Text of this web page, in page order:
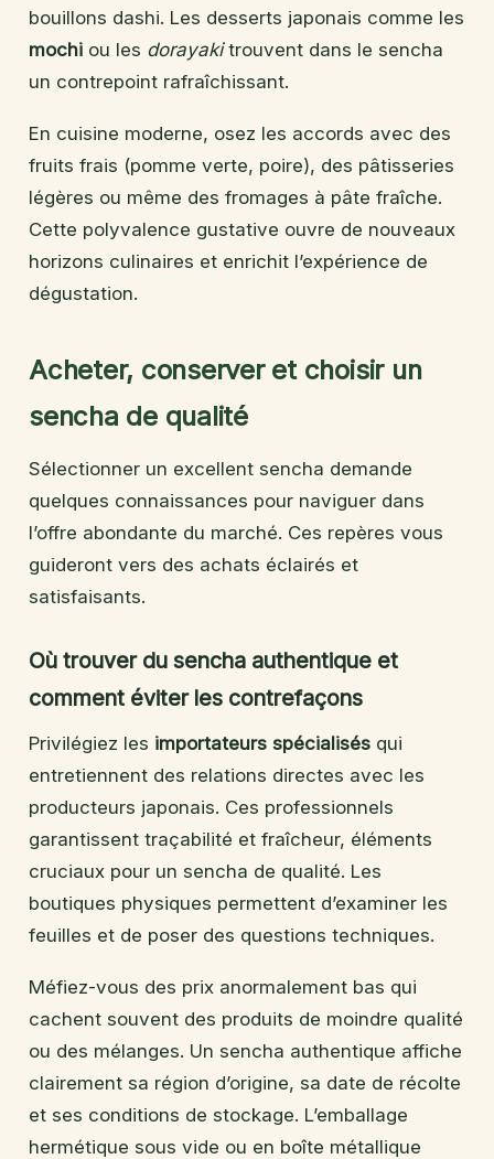
bouillons dashi. Les desserts japonais comme les
mochi ou les dorayakitrouvent dans le sencha
un contrepoint rafraîchissant.
En cuisine moderne, osez les accords avec des
fruits frais (pomme verte, poire), des pâtisseries
légères ou même des fromages à pâte fraîche.
Cette polyvalence gustative ouvre de nouveaux
horizons culinaires et enrichit l’expérience de
dégustation.
Acheter, conserver et choisir un
sencha de qualité
Sélectionner un excellent sencha demande
quelques connaissances pour naviguer dans
l’offre abondante du marché. Ces repères vous
guideront vers des achats éclairés et
satisfaisants.
Où trouver du sencha authentique et
comment éviter les contrefaçons
Privilégiez les importateurs spécialisés qui
entretiennent des relations directes avec les
producteurs japonais. Ces professionnels
garantissent traçabilité et fraîcheur, éléments
cruciaux pour un sencha de qualité. Les
boutiques physiques permettent d’examiner les
feuilles et de poser des questions techniques.
Méfiez-vous des prix anormalement bas qui
cachent souvent des produits de moindre qualité
ou des mélanges. Un sencha authentique affiche
clairement sa région d’origine, sa date de récolte
et ses conditions de stockage. L’emballage
hermétique sous vide ou en boîte métallique